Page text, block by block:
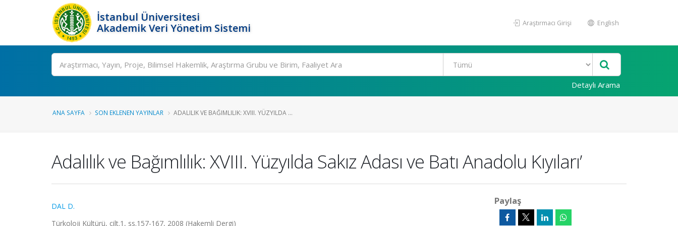
İstanbul Üniversitesi
Akademik Veri Yönetim Sistemi
Araştırmacı Girişi English
Ara
Detaylı Arama
ANA SAYFA SON EKLENEN YAYINLAR ADALILIK VE BAĞIMLILIK: XVIII. YÜZYILDA ...
Adalılık ve Bağımlılık: XVIII. Yüzyılda Sakız Adası ve Batı Anadolu Kıyıları’
DAL D.
Türkoloji Kültürü, cilt.1, ss.157-167, 2008 (Hakemli Dergi)
Paylaş